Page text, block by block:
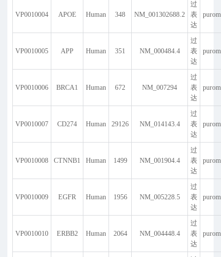
VP0010004 APOE Human 348 NM_001302688.2
过
表
达
VP0010005 APP Human 351 NM_000484.4
过
表
达
VP0010006 BRCA1 Human 672 NM_007294
过
表
达
VP0010007 CD274 Human 29126 NM_014143.4
过
表
达
VP0010008 CTNNB1 Human 1499 NM_001904.4
过
表
达
VP0010009 EGFR Human 1956 NM_005228.5
过
表
达
VP0010010 ERBB2 Human 2064 NM_004448.4
过
表
达